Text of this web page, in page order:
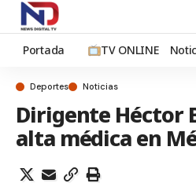
Portada TV ONLINE
Deportes Noticias
Dirigente Héctor
alta médica en